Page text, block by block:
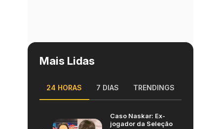
Mais Lidas
24 HORAS 7 DIAS TRENDINGS
Caso Naskar: Ex-
jogador da Seleção